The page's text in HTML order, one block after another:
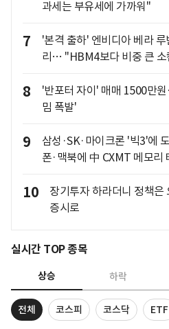
과세는 부유세에 가까워"
7
'본격 출하' 엔비디아 베라
리… "HBM4보다 비중 큰 소
8
'반포터 자이' 매매 1500만
밈 폭발'
9
삼성·SK·마이크론 '빅3'에
폰·맥북에 中 CXMT 메모리
10
장기투자 하라더니 정책
증시로
실시간 TOP 종목
상승 하락
전체 코스피 코스닥 ETF